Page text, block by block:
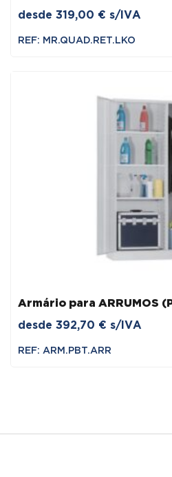
desde 319,00 € s/IVA
REF: MR.QUAD.RET.LKO
Armário para ARRUMOS
desde 392,70 € s/IVA
REF: ARM.PBT.ARR